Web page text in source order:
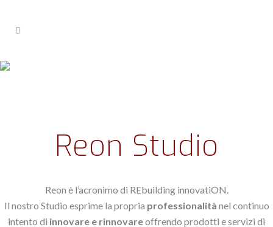
Reon Studio
Reon è l’acronimo di REbuilding innovatiON.
Il nostro Studio esprime la propria professionalità nel continuo
intento di innovare e rinnovareoffrendo prodotti e servizi di